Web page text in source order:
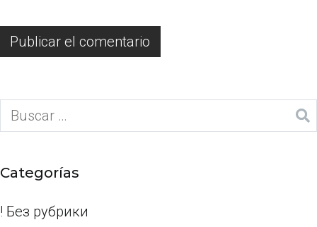
Categorías
! Без рубрики